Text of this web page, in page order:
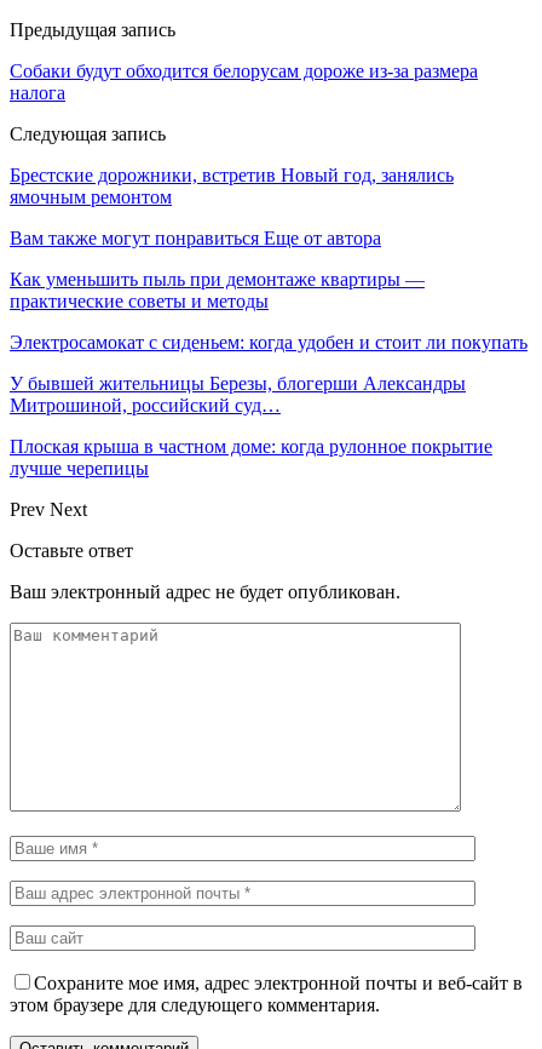
Предыдущая запись
Собаки будут обходится белорусам дороже из-за размера
налога
Следующая запись
Брестские дорожники, встретив Новый год, занялись
ямочным ремонтом
Вам также могут понравиться Еще от автора
Как уменьшить пыль при демонтаже квартиры —
практические советы и методы
Электросамокат с сиденьем: когда удобен и стоит ли покупать
У бывшей жительницы Березы, блогерши Александры
Митрошиной, российский суд…
Плоская крыша в частном доме: когда рулонное покрытие
лучше черепицы
Prev Next
Оставьте ответ
Ваш электронный адрес не будет опубликован.
Сохраните мое имя, адрес электронной почты и веб-сайт в
этом браузере для следующего комментария.